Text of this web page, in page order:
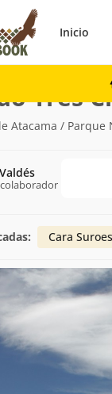
Inicio
Tres
Atacama /
Cara